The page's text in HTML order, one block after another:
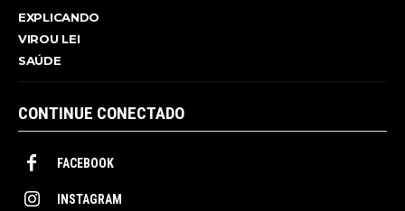
EXPLICANDO
VIROU LEI
SAÚDE
CONTINUE CONECTADO
FACEBOOK
INSTAGRAM